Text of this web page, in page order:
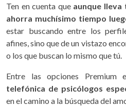
Ten en cuenta queaunque lleva
ahorra muchísimo tiempo
estar buscando entre los
afines, sino que de un vistazo
o los que buscan lo mismo que tú.
Entre las opciones Premium
telefónica de psicólogos
en el camino a la búsqueda del